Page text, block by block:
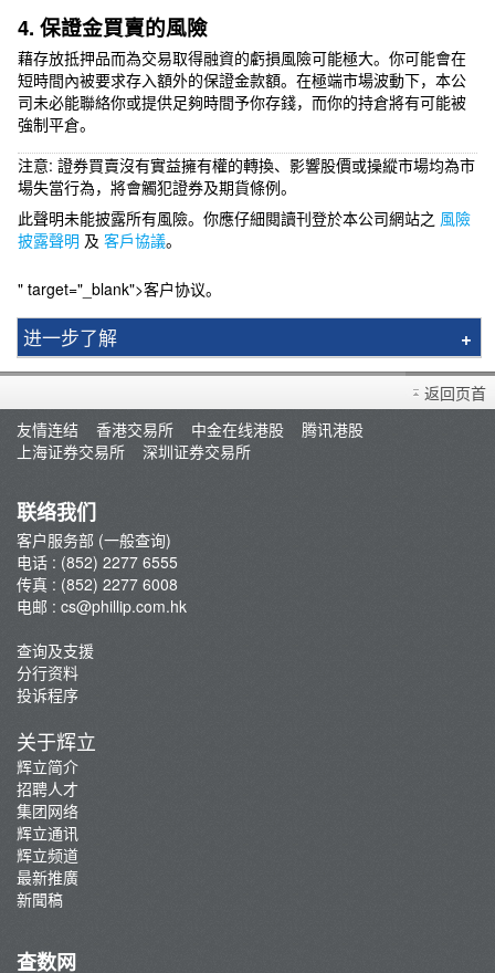
4. 保證金買賣的風險
藉存放抵押品而為交易取得融資的虧損風險可能極大。你可能會在
短時間內被要求存入額外的保證金款額。在極端市場波動下，本公
司未必能聯絡你或提供足夠時間予你存錢，而你的持倉將有可能被
強制平倉。
注意: 證券買賣沒有實益擁有權的轉換、影響股價或操縱市場均為市
場失當行為，將會觸犯證券及期貨條例。
此聲明未能披露所有風險。你應仔細閱讀刊登於本公司網站之 風險
披露聲明 及 客戶協議。
" target="_blank">客户协议。
进一步了解
一般风险
沪港通
环球股票
认购新股
辉立交易场
香港期货
环球期货及期权
基金
杠杆式外汇交易
返回页首
友情连结
香港交易所 中金在线港股
腾讯港股
上海证券交易所
深圳证券交易所
联络我们
客户服务部 (一般查询)
电话 : (852) 2277 6555
传真 : (852) 2277 6008
电邮 : cs@phillip.com.hk
查询及支援
分行资料
投诉程序
关于辉立
辉立简介
招聘人才
集团网络
辉立通讯
辉立频道
最新推廣
新聞稿
查数网